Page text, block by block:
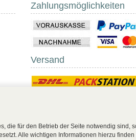
Zahlungsmöglichkeiten
Versand
für den Betrieb der Seite notwendig sind,
Alle wichtigen Informationen hierzu